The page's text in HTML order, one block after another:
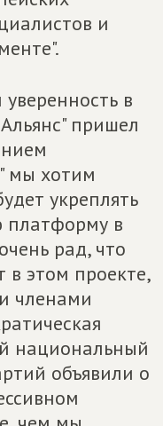
и
в
пришел
мы хотим
укреплять
платформу в
рад, что
в этом проекте,
членами
национальный
объявили о